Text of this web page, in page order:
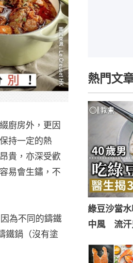
廚房外，更因
持一定的熱
貴，亦深受歡
易會生鏽，不
為不同的鑄鐵
鐵鍋（沒有塗
熱門文
綠豆沙當
中風 流汗